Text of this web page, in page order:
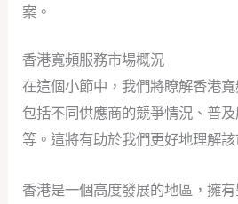
案。
香港寬頻服務市場概況
在這個小節中，我們將瞭解香港
包括不同供應商的競爭情況、普
等。這將有助於我們更好地理解該
香港是一個高度發展的地區，擁